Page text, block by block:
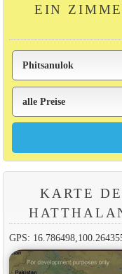
EIN
KARTE
GPS: